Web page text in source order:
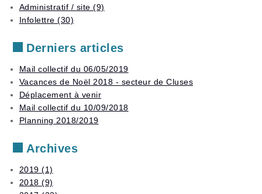
Stages
en
aux
examens
Autres
services
Anacours
descolarisés
Déduction
d’impôt
Liste
Stages
Administratif / site (9)
Infolettre (30)
Derniers articles
Mail collectif du 06/05/2019
Vacances de Noël 2018 - secteur de Cluses
Déplacement à venir
Mail collectif du 10/09/2018
Planning 2018/2019
Archives
2019 (1)
2018 (9)